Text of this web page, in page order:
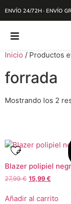
ENVÍO 24/72H · ENVÍO
Inicio / Productos
forrada
Mostrando los 2
Blazer polipiel
27,99€ 15,99 €
Añadir al carrito